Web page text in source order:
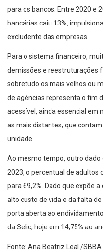
para os bancos. Entre 2020 e
bancárias caiu 13%,
excludente das empresas.
Para o sistema financeiro,
demissões e reestruturações
sobretudo os mais velhos ou
de agências representa o fim
acessível, ainda essencial em
as mais distantes, que
unidade.
Ao mesmo tempo, outro dado
2023, o percentual de adultos
para 69,2%. Dado que expõe
alto custo de vida e da falta
porta aberta ao
da Selic, hoje em 14,75% ao
Fonte: Ana Beatriz Leal /SBBA